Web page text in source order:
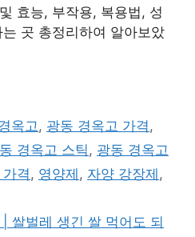
효능, 부작용, 복용법, 성
곳 총정리하여 알아보았
옥고, 광동 경옥고 가격,
경옥고 스틱, 광동 경옥고
격, 영양제 , 자양 강장제 ,
쌀벌레 생긴 쌀 먹어도 되